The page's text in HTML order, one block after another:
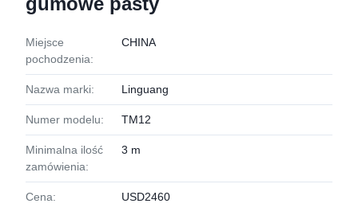
Miejsce
pochodzenia:
CHINA
Nazwa marki: Linguang
Numer modelu: TM12
Minimalna ilość
zamówienia:
3 m
Cena: USD2460